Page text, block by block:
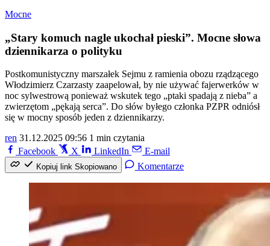
Mocne
„Stary komuch nagle ukochał pieski”. Mocne słowa
dziennikarza o polityku
Postkomunistyczny marszałek Sejmu z ramienia obozu rządzącego
Włodzimierz Czarzasty zaapelował, by nie używać fajerwerków w
noc sylwestrową ponieważ wskutek tego „ptaki spadają z nieba” a
zwierzętom „pękają serca”. Do słów byłego członka PZPR odniósł
się w mocny sposób jeden z dziennikarzy.
ren 31.12.2025 09:56 1 min czytania
Facebook
X LinkedIn E-mail
Kopiuj link Skopiowano Komentarze